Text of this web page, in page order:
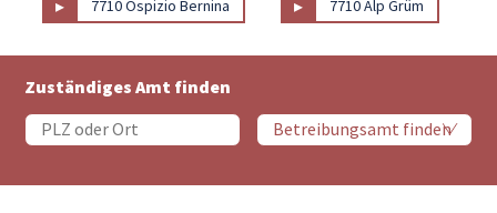
▸ 7710 Ospizio Bernina ▸ 7710 Alp Grüm
Zuständiges Amt finden